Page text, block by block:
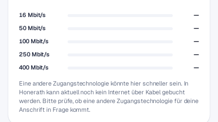
16 Mbit/s
—
50 Mbit/s
—
100 Mbit/s
—
250 Mbit/s
—
400 Mbit/s
—
Eine andere Zugangstechnologie könnte hier schneller sein. In
Honerath kann aktuell noch kein Internet über Kabel gebucht
werden. Bitte prüfe, ob eine andere Zugangstechnologie für deine
Anschrift in Frage kommt.